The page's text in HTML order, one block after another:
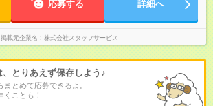
応募する 詳細へ
掲載元企業名 株式会社スタッフサービス
、とりあえず保存しよう♪
とめて応募できるよ。
ことも！